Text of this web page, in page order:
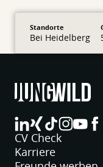
Standorte
Bei Heidelberg
jungwild bei
jungwild
CV Check
Karriere